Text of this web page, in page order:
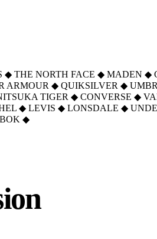
◆ THE NORTH FACE ◆ MADEN ◆
ARMOUR ◆ QUIKSILVER ◆
TIGER ◆ CONVERSE ◆
◆ LEVIS ◆ LONSDALE ◆
◆